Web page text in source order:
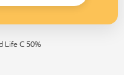
Life C 50%